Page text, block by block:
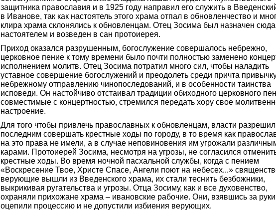
защитника православия и в 1925 году направил его служить в
в Иванове, так как настоятель этого храма отпал в обновленчество и
клира храма склонялись к обновленцам. Отец Зосима был назначен сюда
настоятелем и возведен в сан протоиерея.
Приход оказался разрушенным, богослужение совершалось небрежно,
церковное пение к тому времени было почти полностью заменено
исполнением молитв. Отец Зосима потратил много сил, чтобы наладить
уставное совершение богослужений и преодолеть среди причта
небрежному отправлению чинопоследований, и в особенности таинства
исповеди. Он настойчиво отстаивал традиции обиходного церковного
совместимые с концертностью, стремился передать хору свое
настроение.
Для того чтобы привлечь православных к обновленцам, власти
последним совершать крестные ходы по городу, в то время как
на это права не имели, а в случае неповиновения им угрожали
карами. Протоиерей Зосима, несмотря на угрозы, не согласился
крестные ходы. Во время ночной пасхальной службы, когда с пением
«Воскресение Твое, Христе Спасе, Ангели поют на небесех...»
верующие вышли из Введенского храма, их стали теснить безбожники,
выкрикивая ругательства и угрозы. Отца Зосиму, как и все духовенство,
охраняли прихожане храма – ивановские рабочие. Они, взявшись за
оцепили процессию и не допустили избиения верующих.